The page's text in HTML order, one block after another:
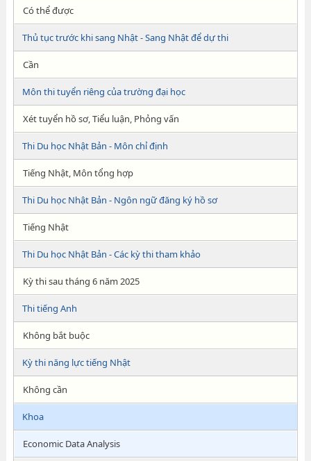
Có thể được
Thủ tục trước khi sang Nhật - Sang Nhật để dự thi
Cần
Môn thi tuyển riêng của trường đại học
Xét tuyển hồ sơ, Tiểu luận, Phỏng vấn
Thi Du học Nhật Bản - Môn chỉ định
Tiếng Nhật, Môn tổng hợp
Thi Du học Nhật Bản - Ngôn ngữ đăng ký hồ sơ
Tiếng Nhật
Thi Du học Nhật Bản - Các kỳ thi tham khảo
Kỳ thi sau tháng 6 năm 2025
Thi tiếng Anh
Không bắt buộc
Kỳ thi năng lực tiếng Nhật
Không cần
Khoa
Economic Data Analysis